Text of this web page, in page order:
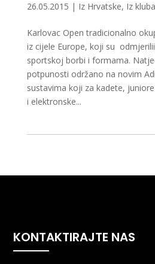
26.05.2015 | Iz Hrvatske, Iz kluba
Karlovac Open tradicionalno
iz cijele Europe, koji su
sportskoj borbi i formama.
potpunosti održano na novim
sustavima koji za kadete,
i elektronske...
KONTAKTIRAJTE NAS